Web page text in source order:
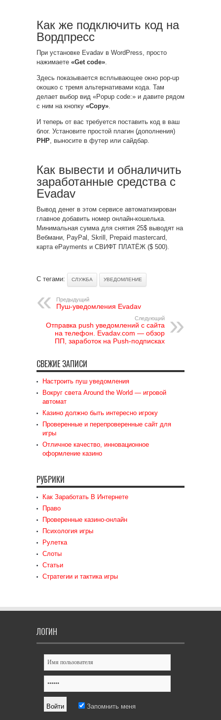
Как же подключить код на
Вордпресс
При установке Evadav в WordPress, просто
нажимаете «Get code»
Здесь показывается всплывающее окно pop-up
окошко с тремя альтернативами кода. Там
делает выбор вид «Popup code:» и давите рядом
с ним на кнопку «Copy»
И теперь от вас требуется поставить код в ваш
блог. Установите простой плагин (дополнения)
PHP , выносите в футер или сайдбар.
Как вывести и обналичить
заработанные средства с
Evadav
Вывод денег в этом сервисе автоматизирован
главное добавить номер онлайн-кошелька.
Минимальная сумма для снятия 25$ выводят на
Вебмани, PayPal, Skrill, Prepaid mastercard,
карта ePayments и СВИФТ ПЛАТЁЖ ($ 500).
С тегами: СЛУЖБА УВЕДОМЛЕНИЕ
Предыдущий
Пуш-уведомления Evadav
Следующий
Отправка push уведомлений с сайта
на телефон. Evadav.com — обзор
ПП, заработок на Push-подписках
СВЕЖИЕ ЗАПИСИ
Настроить пуш уведомления
Вокруг света Around the World — игровой
автомат
Казино должно быть интересно игроку
Проверенные и перепроверенные сайт для
игры
Отличное качество, инновационное
оформление казино
РУБРИКИ
Как Заработать В Интернете
Право
Проверенные казино-онлайн
Психология игры
Рулетка
Слоты
Статьи
Стратегии и тактика игры
ЛОГИН
Запомнить меня